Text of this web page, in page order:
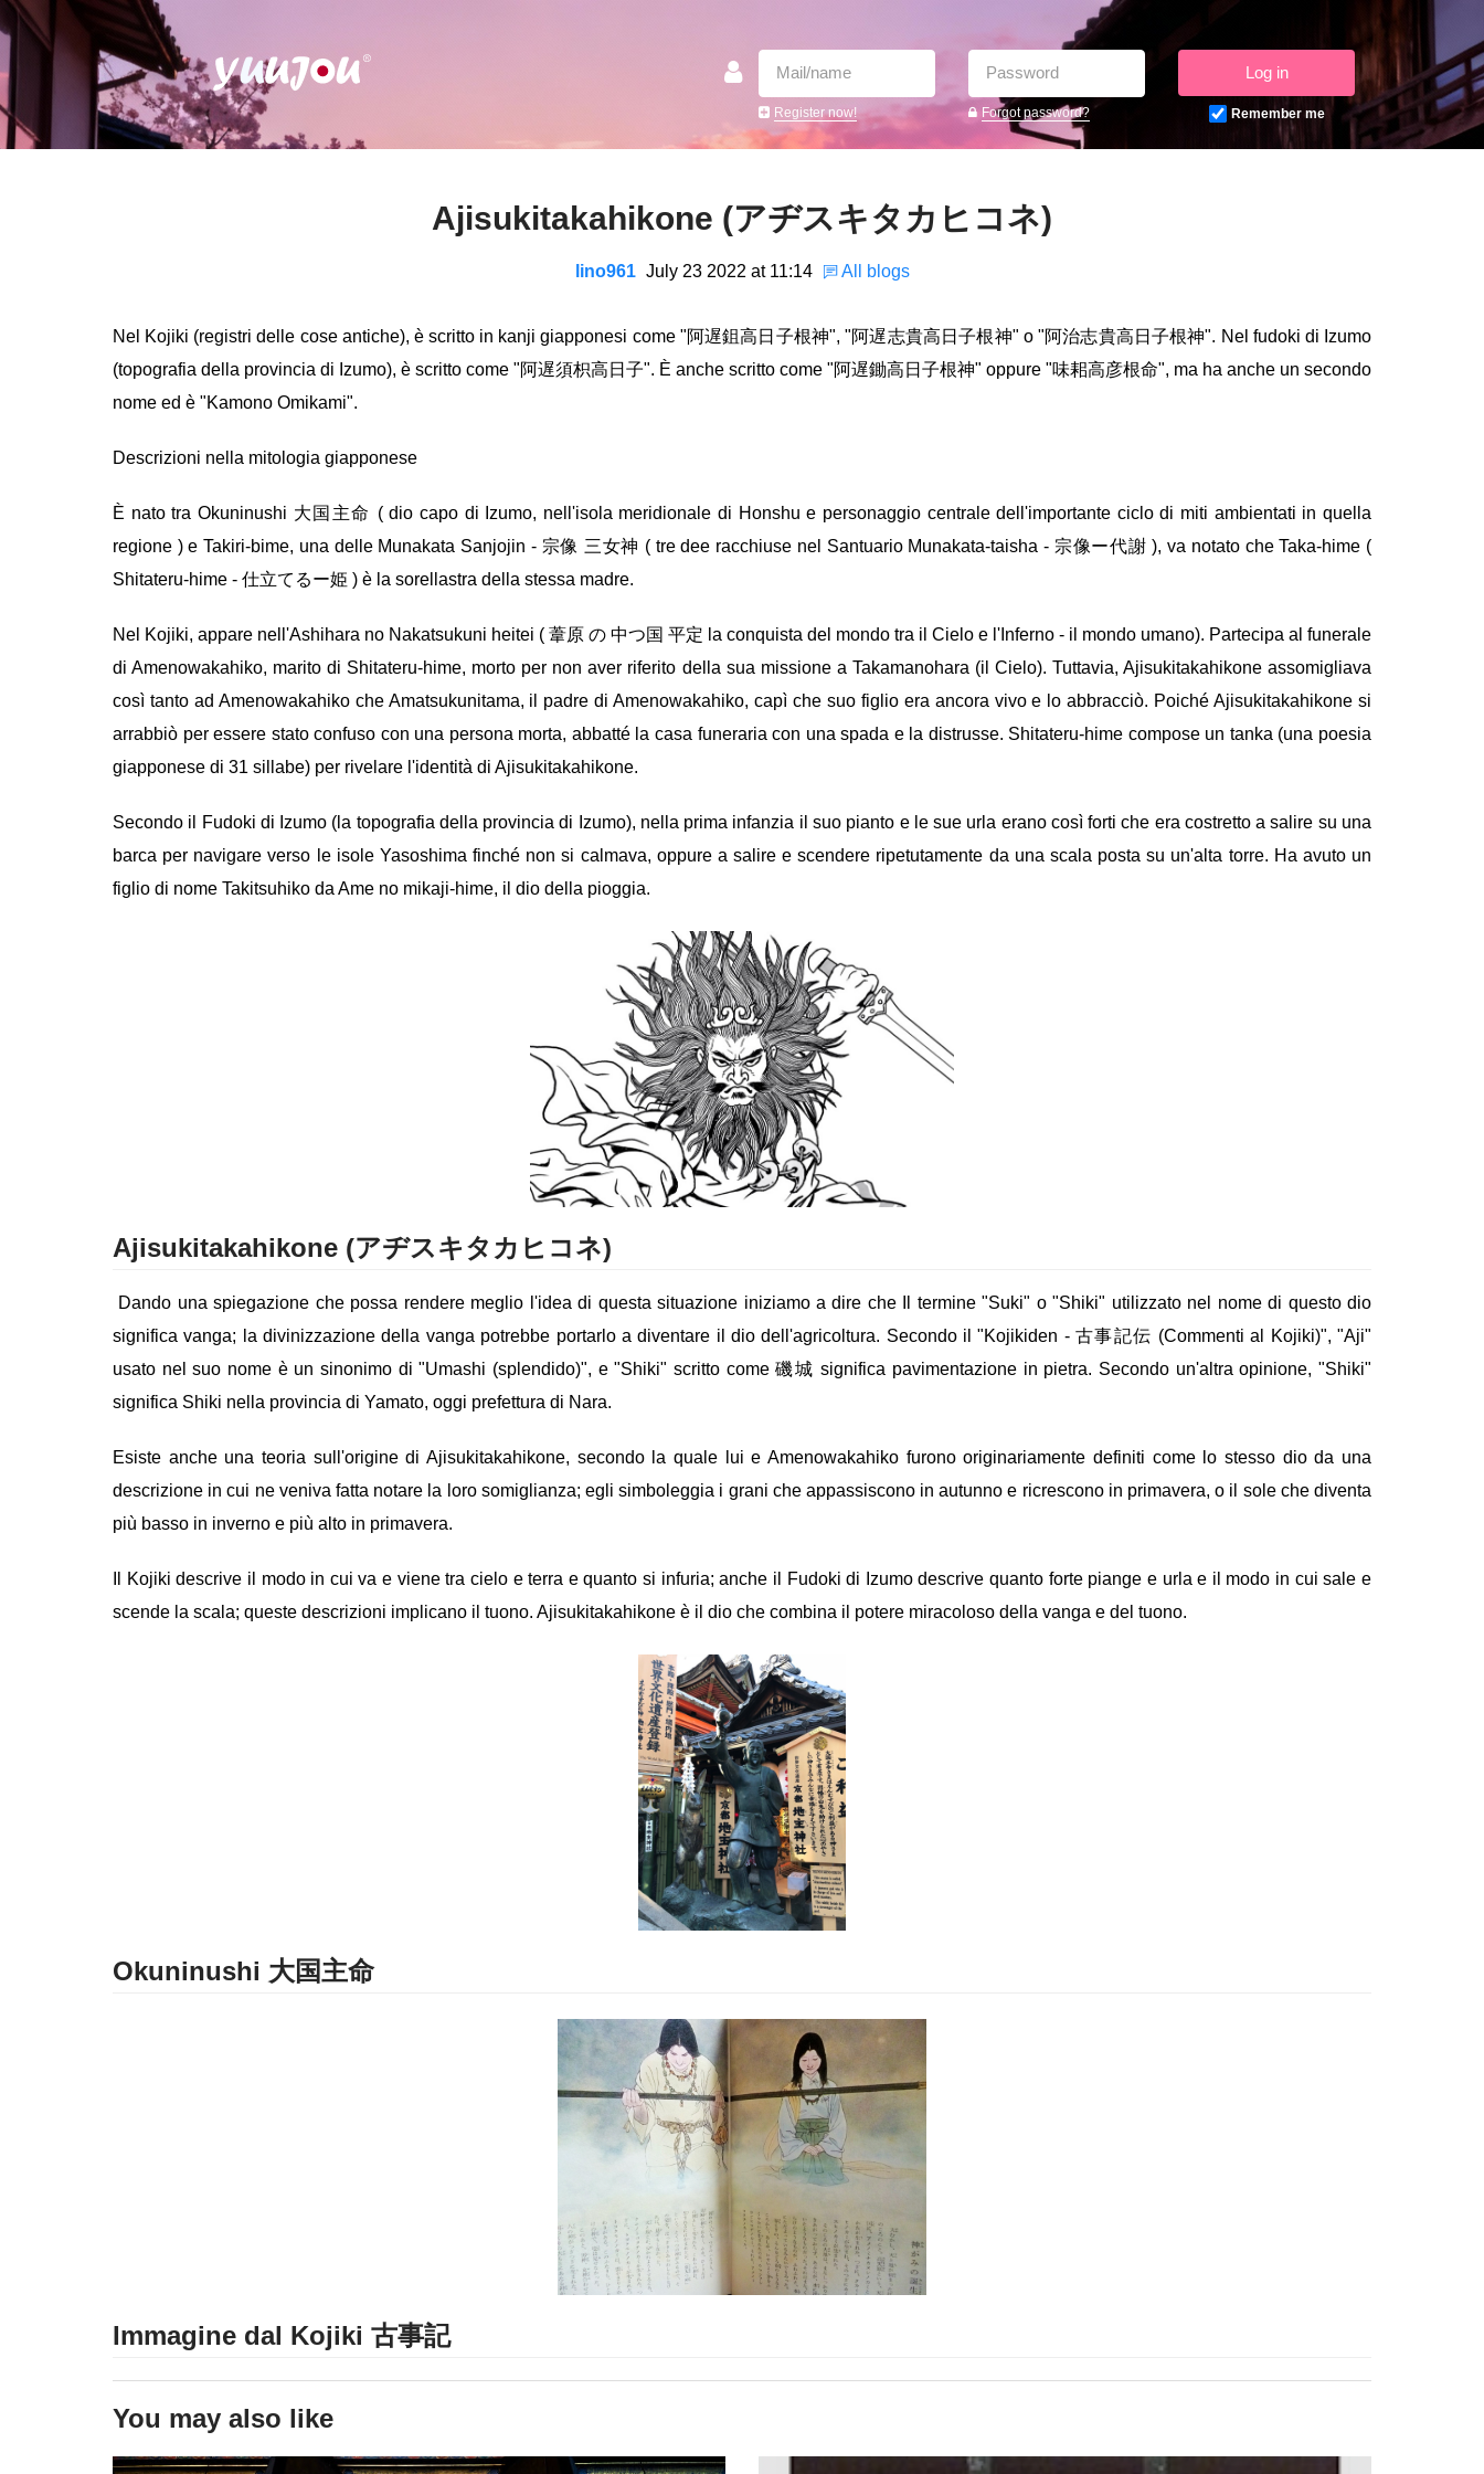
Register now! Forgot password?
Log in
Remember me
Ajisukitakahikone (アヂスキタカヒコネ)
lino961 July 23 2022 at 11:14 All blogs
Nel Kojiki (registri delle cose antiche), è scritto in kanji giapponesi come "阿遅鉏高日子根神", "阿遅志貴高日子根神" o "阿治志貴高日子根神". Nel fudoki di Izumo
(topografia della provincia di Izumo), è scritto come "阿遅須枳高日子". È anche scritto come "阿遅鋤高日子根神" oppure "味耜高彦根命", ma ha anche un secondo
nome ed è "Kamono Omikami".
Descrizioni nella mitologia giapponese
È nato tra Okuninushi 大国主命 ( dio capo di Izumo, nell'isola meridionale di Honshu e personaggio centrale dell'importante ciclo di miti ambientati in quella
regione ) e Takiri-bime, una delle Munakata Sanjojin - 宗像 三女神 ( tre dee racchiuse nel Santuario Munakata-taisha - 宗像ー代謝 ), va notato che Taka-hime (
Shitateru-hime - 仕立てるー姫 ) è la sorellastra della stessa madre.
Nel Kojiki, appare nell'Ashihara no Nakatsukuni heitei ( 葦原 の 中つ国 平定 la conquista del mondo tra il Cielo e l'Inferno - il mondo umano). Partecipa al funerale
di Amenowakahiko, marito di Shitateru-hime, morto per non aver riferito della sua missione a Takamanohara (il Cielo). Tuttavia, Ajisukitakahikone assomigliava
così tanto ad Amenowakahiko che Amatsukunitama, il padre di Amenowakahiko, capì che suo figlio era ancora vivo e lo abbracciò. Poiché Ajisukitakahikone si
arrabbiò per essere stato confuso con una persona morta, abbatté la casa funeraria con una spada e la distrusse. Shitateru-hime compose un tanka (una poesia
giapponese di 31 sillabe) per rivelare l'identità di Ajisukitakahikone.
Secondo il Fudoki di Izumo (la topografia della provincia di Izumo), nella prima infanzia il suo pianto e le sue urla erano così forti che era costretto a salire su una
barca per navigare verso le isole Yasoshima finché non si calmava, oppure a salire e scendere ripetutamente da una scala posta su un'alta torre. Ha avuto un
figlio di nome Takitsuhiko da Ame no mikaji-hime, il dio della pioggia.
Ajisukitakahikone (アヂスキタカヒコネ)
Dando una spiegazione che possa rendere meglio l'idea di questa situazione iniziamo a dire che Il termine "Suki" o "Shiki" utilizzato nel nome di questo dio
significa vanga; la divinizzazione della vanga potrebbe portarlo a diventare il dio dell'agricoltura. Secondo il "Kojikiden - 古事記伝 (Commenti al Kojiki)", "Aji"
usato nel suo nome è un sinonimo di "Umashi (splendido)", e "Shiki" scritto come 磯城 significa pavimentazione in pietra. Secondo un'altra opinione, "Shiki"
significa Shiki nella provincia di Yamato, oggi prefettura di Nara.
Esiste anche una teoria sull'origine di Ajisukitakahikone, secondo la quale lui e Amenowakahiko furono originariamente definiti come lo stesso dio da una
descrizione in cui ne veniva fatta notare la loro somiglianza; egli simboleggia i grani che appassiscono in autunno e ricrescono in primavera, o il sole che diventa
più basso in inverno e più alto in primavera.
Il Kojiki descrive il modo in cui va e viene tra cielo e terra e quanto si infuria; anche il Fudoki di Izumo descrive quanto forte piange e urla e il modo in cui sale e
scende la scala; queste descrizioni implicano il tuono. Ajisukitakahikone è il dio che combina il potere miracoloso della vanga e del tuono.
Okuninushi 大国主命
Immagine dal Kojiki 古事記
You may also like